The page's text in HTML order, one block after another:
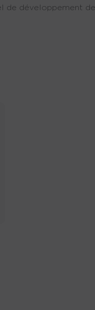
développement
Maine